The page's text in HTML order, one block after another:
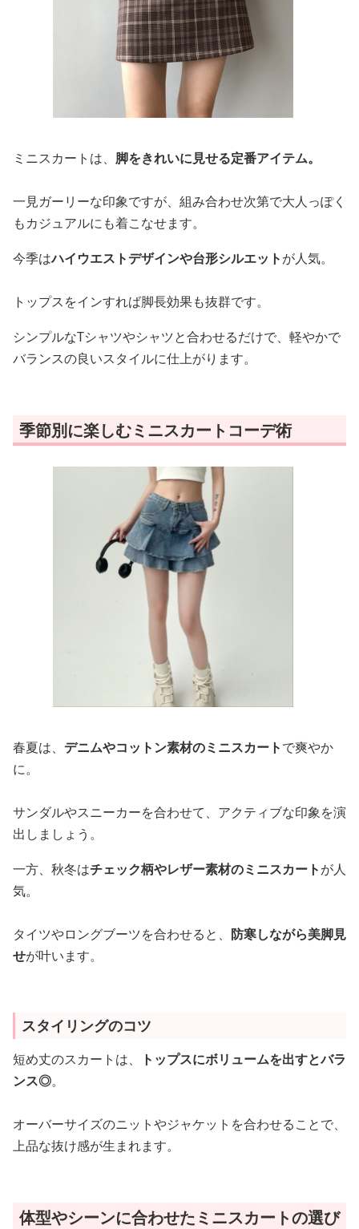
ミニスカートは、 脚をきれいに見せる定番アイテム。
一見ガーリーな印象ですが、組み合わせ次第で大人っぽく
もカジュアルにも着こなせます。
今季はハイウエストデザインや台形シルエットが人気。
トップスをインすれば脚長効果も抜群です。
シンプルなTシャツやシャツと合わせるだけで、軽やかで
バランスの良いスタイルに仕上がります。
季節別に楽しむミニスカートコーデ術
春夏は、 デニムやコットン素材のミニスカートで爽やか
に。
サンダルやスニーカーを合わせて、アクティブな印象を演
出しましょう。
一方、秋冬はチェック柄やレザー素材のミニスカートが人
気。
タイツやロングブーツを合わせると、 防寒しながら美脚見
せが叶います。
スタイリングのコツ
短め丈のスカートは、
トップスにボリュームを出すとバラ
ンス◎。
オーバーサイズのニットやジャケットを合わせることで、
上品な抜け感が生まれます。
体型やシーンに合わせたミニスカートの選び